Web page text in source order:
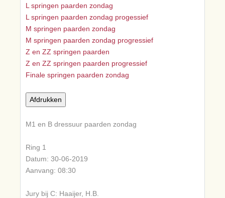
L springen paarden zondag
L springen paarden zondag progessief
M springen paarden zondag
M springen paarden zondag progressief
Z en ZZ springen paarden
Z en ZZ springen paarden progressief
Finale springen paarden zondag
M1 en B dressuur paarden zondag
Ring 1
Datum: 30-06-2019
Aanvang: 08:30
Jury bij C: Haaijer, H.B.